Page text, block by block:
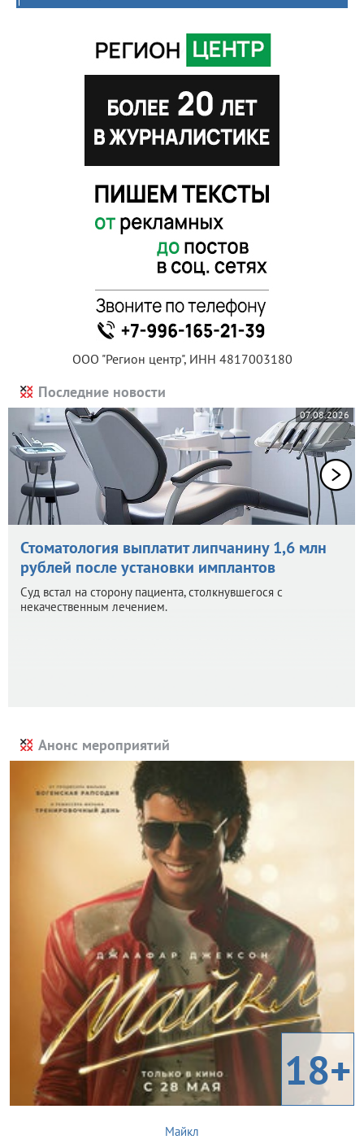
ООО "Регион центр", ИНН 4817003180
Последние новости
07.08.2026
Стоматология выплатит липчанину 1,6 млн
рублей после установки имплантов
Суд встал на сторону пациента, столкнувшегося с
некачественным лечением.
Анонс мероприятий
18+
Майкл